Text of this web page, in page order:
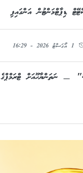
ޑިޕާޓްމަންޓުން އަންގައިފި
— ނަތަންޔާހޫއަށް ޓްރަމްޕްގެ